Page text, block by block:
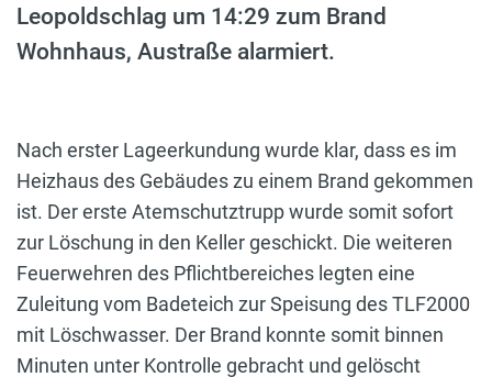
Leopoldschlag um 14:29 zum Brand
Wohnhaus, Austraße alarmiert.
Nach erster Lageerkundung wurde klar, dass es im
Heizhaus des Gebäudes zu einem Brand gekommen
ist. Der erste Atemschutztrupp wurde somit sofort
zur Löschung in den Keller geschickt. Die weiteren
Feuerwehren des Pflichtbereiches legten eine
Zuleitung vom Badeteich zur Speisung des TLF2000
mit Löschwasser. Der Brand konnte somit binnen
Minuten unter Kontrolle gebracht und gelöscht